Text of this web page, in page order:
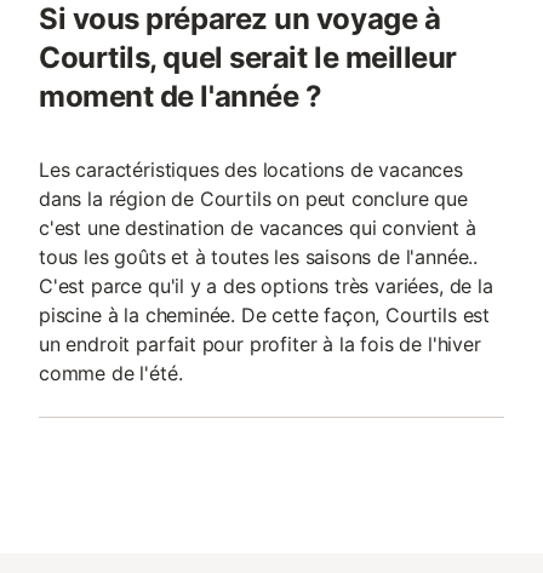
Si vous préparez un voyage à
Courtils, quel serait le meilleur
moment de l'année ?
Les caractéristiques des locations de vacances
dans la région de Courtils on peut conclure que
c'est une destination de vacances qui convient à
tous les goûts et à toutes les saisons de l'année..
C'est parce qu'il y a des options très variées, de la
piscine à la cheminée. De cette façon, Courtils est
un endroit parfait pour profiter à la fois de l'hiver
comme de l'été.